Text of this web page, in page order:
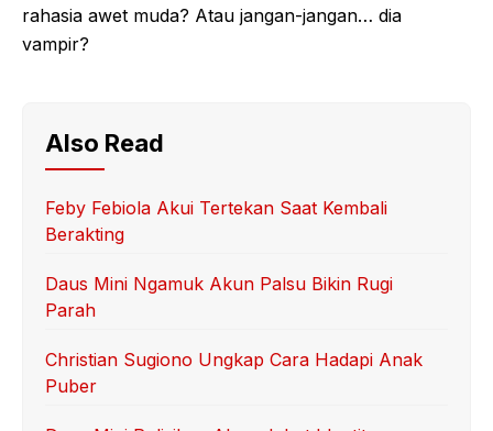
rahasia awet muda? Atau jangan-jangan… dia
vampir?
Also Read
Feby Febiola Akui Tertekan Saat Kembali
Berakting
Daus Mini Ngamuk Akun Palsu Bikin Rugi
Parah
Christian Sugiono Ungkap Cara Hadapi Anak
Puber